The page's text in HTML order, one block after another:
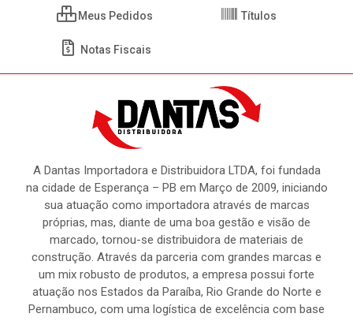
Meus Pedidos Títulos
Notas Fiscais
A Dantas Importadora e Distribuidora LTDA, foi fundada
na cidade de Esperança – PB em Março de 2009, iniciando
sua atuação como importadora através de marcas
próprias, mas, diante de uma boa gestão e visão de
marcado, tornou-se distribuidora de materiais de
construção. Através da parceria com grandes marcas e
um mix robusto de produtos, a empresa possui forte
atuação nos Estados da Paraíba, Rio Grande do Norte e
Pernambuco, com uma logística de excelência com base